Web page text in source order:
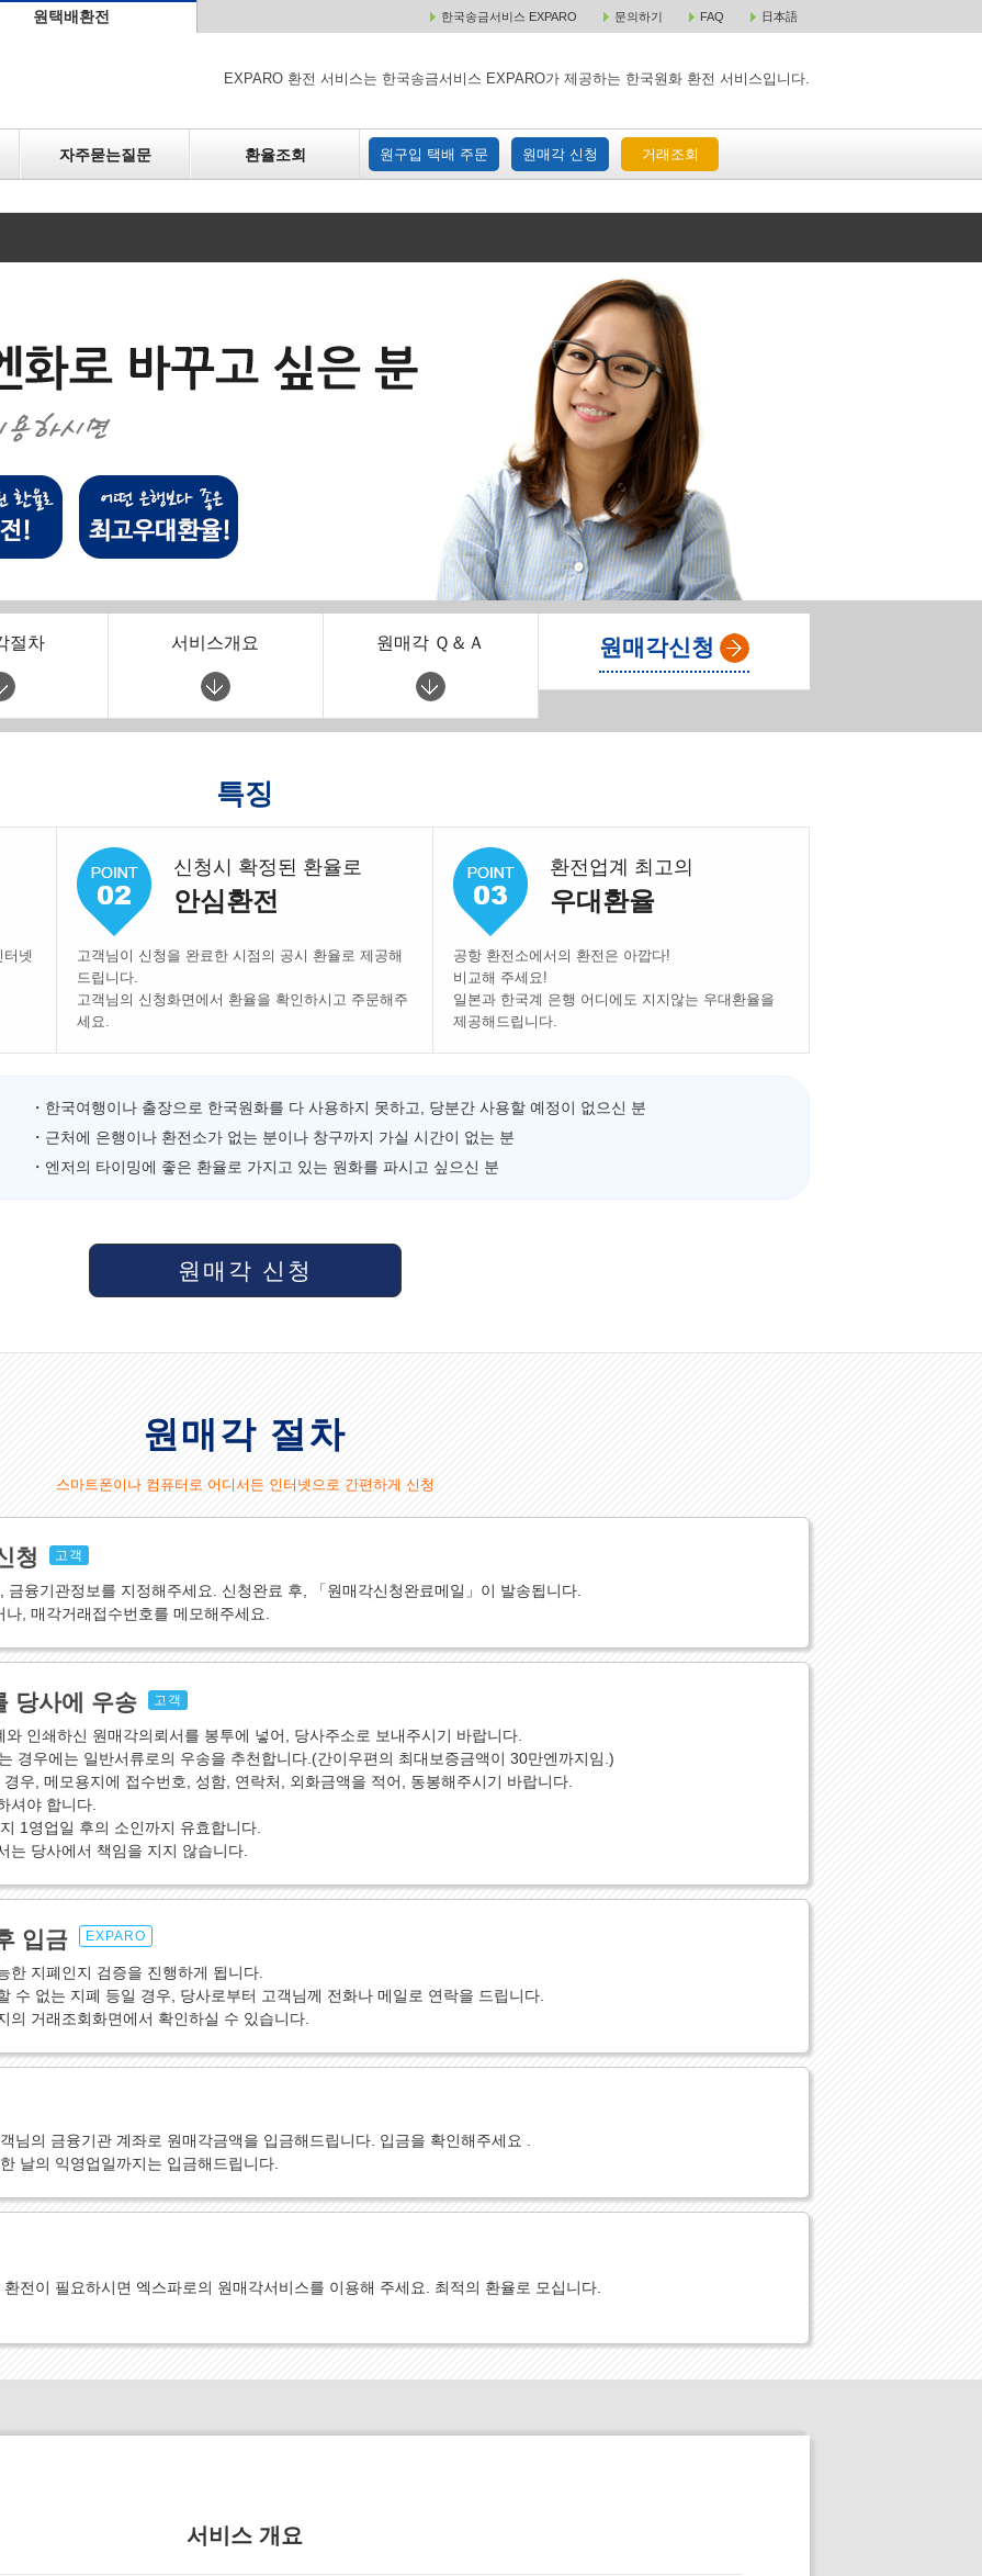
원택배환전 한국송금서비스 EXPARO 문의하기 FAQ 日本語
EXPARO 환전 서비스는 한국송금서비스 EXPARO가 제공하는 한국원화 환전 서비스입니다.
자주묻는질문 환율조회 원구입 택배 주문 원매각 신청 거래조회
원매각 원구입 택배 주문 원매각 주문 거래조회
절차 서비스개요 원매각 Ｑ＆Ａ 원매각신청
특징
넷
신청시 확정된 환율로
안심환전
고객님이 신청을 완료한 시점의 공시 환율로 제공해
드립니다.
고객님의 신청화면에서 환율을 확인하시고 주문해주
세요.
환전업계 최고의
우대환율
공항 환전소에서의 환전은 아깝다!
비교해 주세요!
일본과 한국계 은행 어디에도 지지않는 우대환율을
제공해드립니다.
・한국여행이나 출장으로 한국원화를 다 사용하지 못하고, 당분간 사용할 예정이 없으신 분
・근처에 은행이나 환전소가 없는 분이나 창구까지 가실 시간이 없는 분
・엔저의 타이밍에 좋은 환율로 가지고 있는 원화를 파시고 싶으신 분
원매각 신청
원매각 절차
스마트폰이나 컴퓨터로 어디서든 인터넷으로 간편하게 신청
청 고객
금융기관정보를 지정해주세요. 신청완료 후, 「원매각신청완료메일」이 발송됩니다.
, 매각거래접수번호를 메모해주세요.
당사에 우송 고객
인쇄하신 원매각의뢰서를 봉투에 넣어, 당사주소로 보내주시기 바랍니다.
경우에는 일반서류로의 우송을 추천합니다.(간이우편의 최대보증금액이 30만엔까지임.)
우, 메모용지에 접수번호, 성함, 연락처, 외화금액을 적어, 동봉해주시기 바랍니다.
셔야 합니다.
1영업일 후의 소인까지 유효합니다.
당사에서 책임을 지지 않습니다.
입금 EXPARO
한 지폐인지 검증을 진행하게 됩니다.
수 없는 지폐 등일 경우, 당사로부터 고객님께 전화나 메일로 연락을 드립니다.
거래조회화면에서 확인하실 수 있습니다.
님의 금융기관 계좌로 원매각금액을 입금해드립니다. 입금을 확인해주세요 .
날의 익영업일까지는 입금해드립니다.
전이 필요하시면 엑스파로의 원매각서비스를 이용해 주세요. 최적의 환율로 모십니다.
서비스 개요